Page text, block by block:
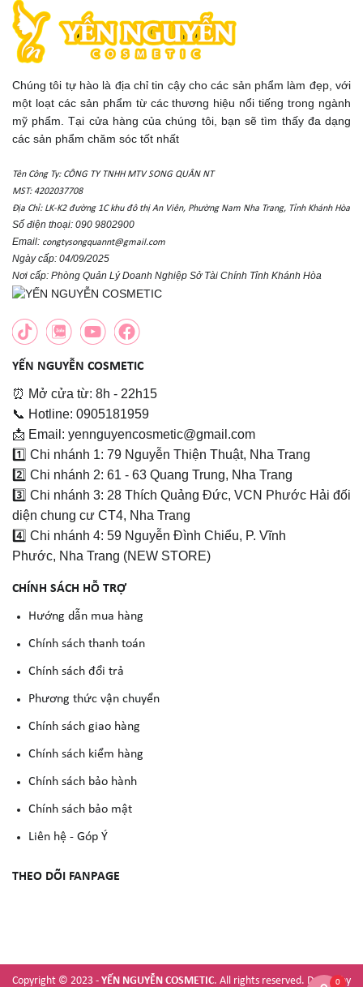
Chúng tôi tự hào là địa chỉ tin cậy cho các sản phẩm làm đẹp, với
một loạt các sản phẩm từ các thương hiệu nổi tiếng trong ngành
mỹ phẩm. Tại cửa hàng của chúng tôi, bạn sẽ tìm thấy đa dạng
các sản phẩm chăm sóc tốt nhất
Tên Công Ty: CÔNG TY TNHH MTV SONG QUÂN NT
MST: 4202037708
Địa Chỉ: LK-K2 đường 1C khu đô thị An Viên, Phường Nam Nha Trang, Tỉnh Khánh Hòa
Số điện thoại: 090 9802900
Email: congtysongquannt@gmail.com
Ngày cấp: 04/09/2025
Nơi cấp: Phòng Quản Lý Doanh Nghiệp Sở Tài Chính Tỉnh Khánh Hòa
YẾN NGUYỄN COSMETIC
⏰ Mở cửa từ: 8h - 22h15
📞 Hotline: 0905181959
📩 Email: yennguyencosmetic@gmail.com
1️⃣ Chi nhánh 1: 79 Nguyễn Thiện Thuật, Nha Trang
2️⃣ Chi nhánh 2: 61 - 63 Quang Trung, Nha Trang
3️⃣ Chi nhánh 3: 28 Thích Quảng Đức, VCN Phước Hải đối
diện chung cư CT4, Nha Trang
4️⃣ Chi nhánh 4: 59 Nguyễn Đình Chiểu, P. Vĩnh
Phước, Nha Trang (NEW STORE)
CHÍNH SÁCH HỖ TRỢ
Hướng dẫn mua hàng
Chính sách thanh toán
Chính sách đổi trả
Phương thức vận chuyển
Chính sách giao hàng
Chính sách kiểm hàng
Chính sách bảo hành
Chính sách bảo mật
Liên hệ - Góp Ý
THEO DÕI FANPAGE
Copyright © 2023 - YẾN NGUYỄN COSMETIC. All rights reserved. Design by
0